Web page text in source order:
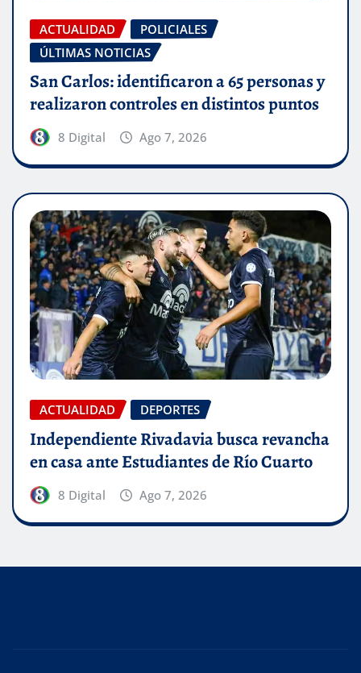
ACTUALIDAD
POLICIALES
ÚLTIMAS NOTICIAS
San Carlos: identificaron a 65 personas y
realizaron controles en distintos puntos
8 Digital Ago 7, 2026
ACTUALIDAD DEPORTES
Independiente Rivadavia busca revancha
en casa ante Estudiantes de Río Cuarto
8 Digital Ago 7, 2026